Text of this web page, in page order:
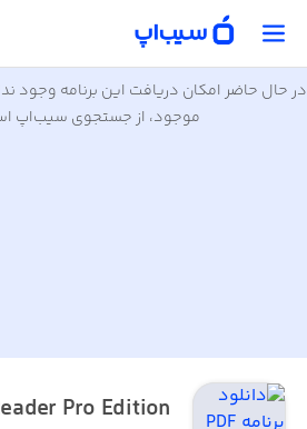
در حال حاضر امکان دریافت این برنامه وجود
موجود، از جستجوی سیب‌اپ
Pro Edition